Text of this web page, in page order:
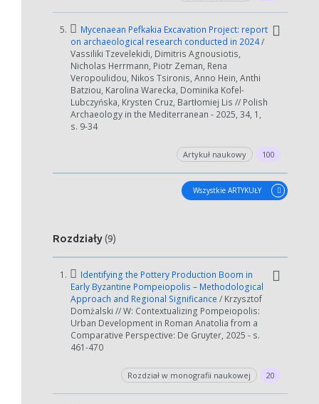
5.
Mycenaean Pefkakia Excavation Project: report
on archaeological research conducted in 2024/
Vassiliki Tzevelekidi, Dimitris Agnousiotis,
Nicholas Herrmann, Piotr Zeman, Rena
Veropoulidou, Nikos Tsironis, Anno Hein, Anthi
Batziou, Karolina Warecka, Dominika Kofel-
Lubczyńska, Krysten Cruz, Bartłomiej Lis // Polish
Archaeology in the Mediterranean - 2025, 34, 1,
s. 9-34
Artykuł naukowy 100
Wszystkie ARTYKUŁY
Rozdziały(9)
1.
Identifying the Pottery Production Boom in
Early Byzantine Pompeiopolis – Methodological
Approach and Regional Significance / Krzysztof
Domżalski // W: Contextualizing Pompeiopolis:
Urban Development in Roman Anatolia from a
Comparative Perspective: De Gruyter, 2025 - s.
461-470
Rozdział w monografii naukowej 20